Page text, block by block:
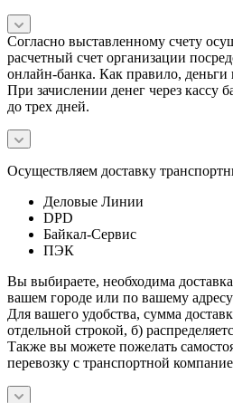
Согласно выставленному счету
расчетный счет организации
онлайн-банка. Как правило, деньги
При зачислении денег через кассу
до трех дней.
Осуществляем доставку
Деловые Линии
DPD
Байкал-Сервис
ПЭК
Вы выбираете, необходима
вашем городе или по вашему
Для вашего удобства, сумма
отдельной строкой, б)
Также вы можете пожелать
перевозку с транспортной